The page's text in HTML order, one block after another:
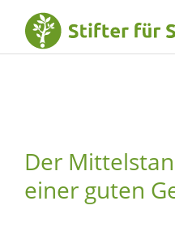
Der
einer guten